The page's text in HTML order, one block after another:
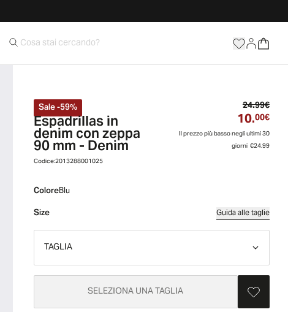
Sale-59%
Espadrillas in
denim con zeppa
90 mm - Denim
24.99€
10.00€
Il prezzo più basso negli ultimi 30
giorni€24.99
Codice:2013288001025
ColoreBlu
Size
Guida alle taglie
TAGLIA
SELEZIONA UNA TAGLIA